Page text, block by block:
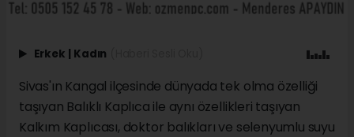
Erkek | Kadın
Sivas'ın Kangal ilçesinde dünyada tek olma özelliği
taşıyan Balıklı Kaplıca ile aynı özellikleri taşıyan
Kalkım Kaplıcası, doktor balıkları ve selenyumlu suyu